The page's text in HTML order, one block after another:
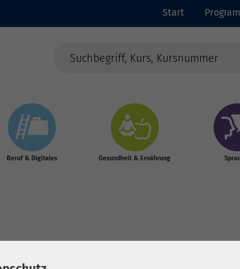
Start
Beruf & Digitales Gesundheit & Ernährung